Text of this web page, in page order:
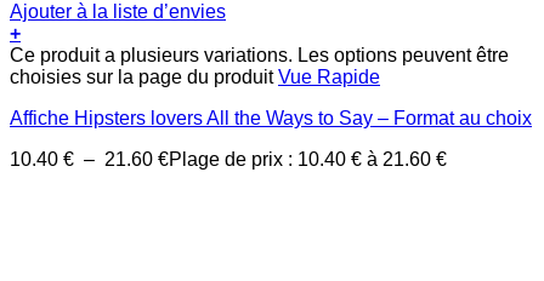
Ajouter à la liste d’envies
+
Ce produit a plusieurs variations. Les options peuvent être
choisies sur la page du produitVue Rapide
Affiche Hipsters lovers All the Ways to Say – Format au choix
10.40 € – 21.60 €Plage de prix : 10.40 € à 21.60 €